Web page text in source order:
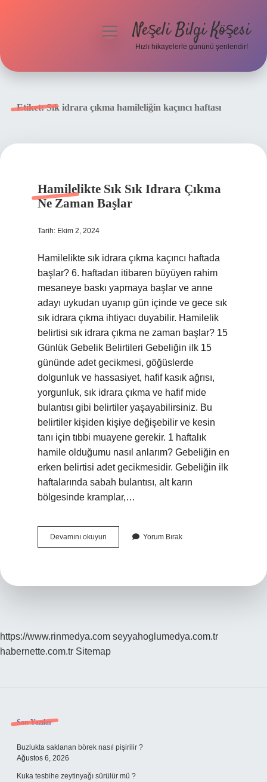
menüyüNeşeli Bilgi Köşesi
Hızlı hikayelerle gününü şenlendir!
Etiket:Sık idrara çıkma hamileliğin kaçıncı haftası
Hamilelikte Sık Sık Idrara Çıkma
Ne Zaman Başlar
Tarih: Ekim 2, 2024
Hamilelikte sık idrara çıkma kaçıncı haftada
başlar? 6. haftadan itibaren büyüyen rahim
mesaneye baskı yapmaya başlar ve anne
adayı uykudan uyanıp gün içinde ve gece sık
sık idrara çıkma ihtiyacı duyabilir. Hamilelik
belirtisi sık idrara çıkma ne zaman başlar? 15
Günlük Gebelik Belirtileri Gebeliğin ilk 15
gününde adet gecikmesi, göğüslerde
dolgunluk ve hassasiyet, hafif kasık ağrısı,
yorgunluk, sık idrara çıkma ve hafif mide
bulantısı gibi belirtiler yaşayabilirsiniz. Bu
belirtiler kişiden kişiye değişebilir ve kesin
tanı için tıbbi muayene gerekir. 1 haftalık
hamile olduğumu nasıl anlarım? Gebeliğin en
erken belirtisi adet gecikmesidir. Gebeliğin ilk
haftalarında sabah bulantısı, alt karın
bölgesinde kramplar,…
Devamını okuyun Hamilelikte
Sık
Yorum Bırak
https://www.rinmedya.com seyyahoglumedya.com.tr
habernette.com.tr Sitemap
Sidebar
Son Yazılar
Buzlukta saklanan börek nasıl pişirilir ?
Ağustos 6, 2026
Kuka tesbihe zeytinyağı sürülür mü ?